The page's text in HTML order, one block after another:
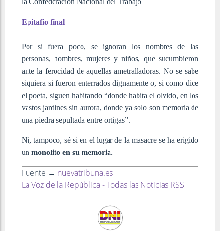
Epitafio final
Por si fuera poco, se ignoran los nombres de las
personas, hombres, mujeres y niños, que sucumbieron
ante la ferocidad de aquellas ametralladoras. No se sabe
siquiera si fueron enterrados dignamente o, si como dice
el poeta, siguen habitando “donde habita el olvido, en los
vastos jardines sin aurora, donde ya solo son memoria de
una piedra sepultada entre ortigas”.
Ni, tampoco, sé si en el lugar de la masacre se ha erigido
un monolito en su memoria.
Fuente → nuevatribuna.es
La Voz de la República - Todas las Noticias RSS